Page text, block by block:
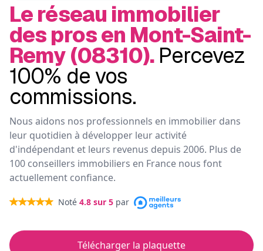
Le réseau immobilier
des pros en Mont-Saint-
Remy (08310). Percevez
100% de vos
commissions.
Nous aidons nos professionnels en immobilier dans
leur quotidien à développer leur activité
d'indépendant et leurs revenus depuis 2006. Plus de
100 conseillers immobiliers en France nous font
actuellement confiance.
Noté 4.8 sur 5 par
Télécharger la plaquette